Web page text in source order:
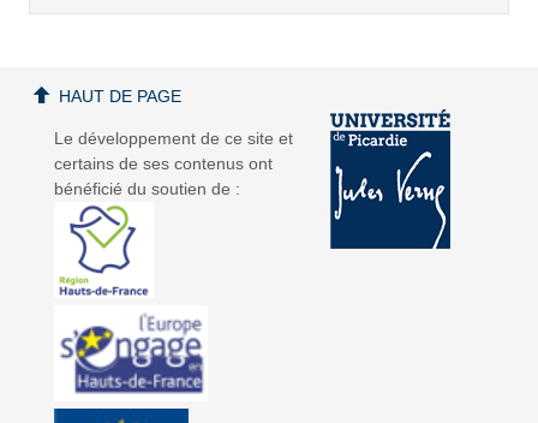
Le développement de ce site et
certains de ses contenus ont
bénéficié du soutien de :
HAUT DE PAGE